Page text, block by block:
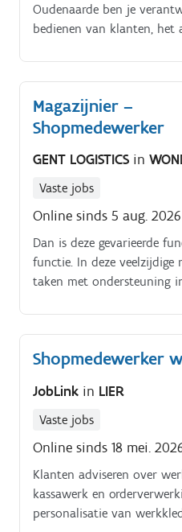
Oudenaarde ben je
bedienen van klanten, het
dat de shop er altijd
klanten zich welkom
aanvullen van de
kassawerkzaamheden.
Magazijnier –
Shopmedewerker
GENT LOGISTICS in
Vaste jobs
Online sinds 5 aug. 2026
Dan is deze gevarieerde
functie. In deze veelzijdige
taken met ondersteuning
Shopmedewerker
JobLink in LIER
Vaste jobs
Online sinds 18 mei.
Klanten adviseren over
kassawerk en
personalisatie van